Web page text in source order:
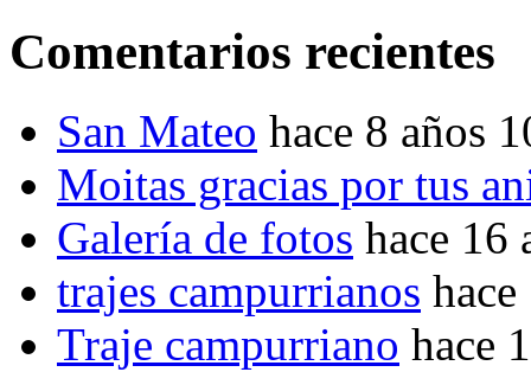
Comentarios recientes
San Mateo hace 8 años
Moitas gracias por tus
Galería de fotos hace 16
trajes campurrianos
Traje campurriano hace